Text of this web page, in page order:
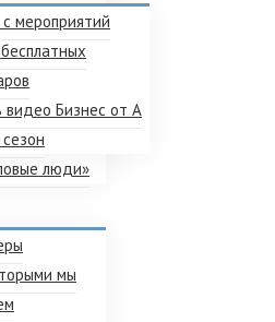
мероприятий
видео Бизнес от А
люди»
мы